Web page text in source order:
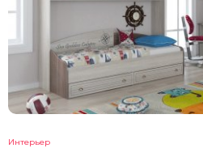
Интерьер